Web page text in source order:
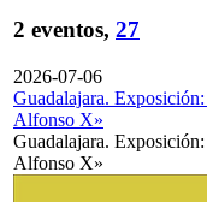
2 eventos, 27
2026-07-06
Guadalajara.
Alfonso X»
Guadalajara.
Alfonso X»